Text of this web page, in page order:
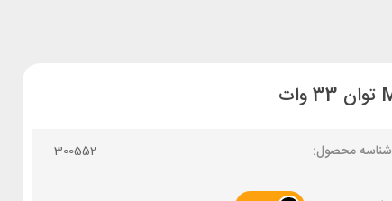
شناسه محصول: 300552